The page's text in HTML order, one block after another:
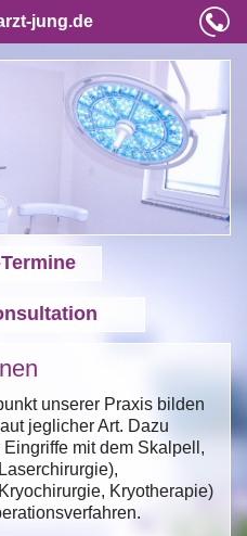
jung.de
unserer Praxis bilden
jeglicher Art. Dazu
mit dem Skalpell,
Kryotherapie)